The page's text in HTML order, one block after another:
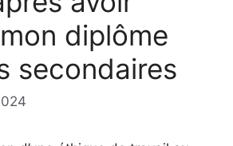
diplôme
secondaires